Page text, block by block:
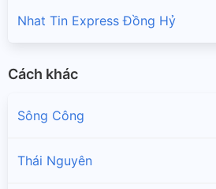
Nhat Tin Express Đồng Hỷ
Cách khác
Sông Công
Thái Nguyên